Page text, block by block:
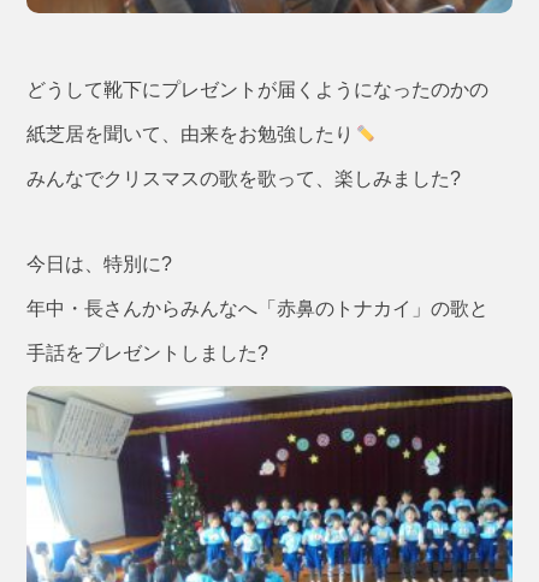
どうして靴下にプレゼントが届くようになったのかの
紙芝居を聞いて、由来をお勉強したり
みんなでクリスマスの歌を歌って、楽しみました?
今日は、特別に?
年中・長さんからみんなへ「赤鼻のトナカイ」の歌と
手話をプレゼントしました?